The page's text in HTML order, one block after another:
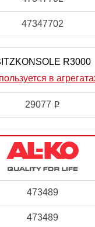
47347702
R3000
в
29077 i
473489
473489